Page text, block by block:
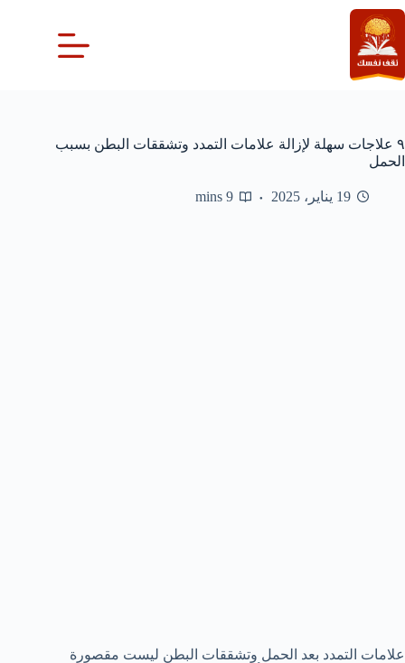
التجاوز
إلى
المحتوى
٩ علاجات سهلة لإزالة علامات التمدد وتشققات البطن بسبب
الحمل
19 يناير، 2025 9 mins
علامات التمدد بعد الحمل وتشققات البطن ليست مقصورة